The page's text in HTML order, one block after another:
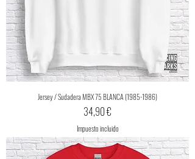
Jersey / Sudadera MBX 75 BLANCA (1985-1986)
Precio
34,90 €
Impuesto incluido